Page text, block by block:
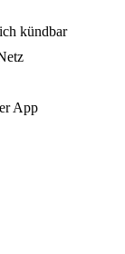
kündbar
App